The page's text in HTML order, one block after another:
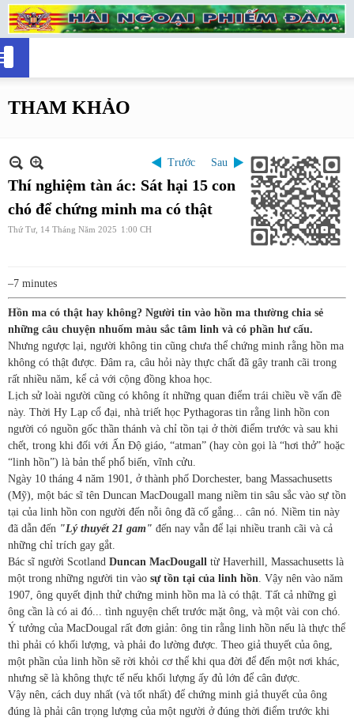
THAM KHẢO
Trước Sau
Thí nghiệm tàn ác: Sát hại 15 con
chó để chứng minh ma có thật
Thứ Tư, 14 Tháng Năm 2025 1:00 CH
–7 minutes
Hồn ma có thật hay không? Người tin vào hồn ma thường chia sẻ
những câu chuyện nhuốm màu sắc tâm linh và có phần hư cấu.
Nhưng ngược lại, người không tin cũng chưa thể chứng minh rằng hồn ma
không có thật được. Đâm ra, câu hỏi này thực chất đã gây tranh cãi trong
rất nhiều năm, kể cả với cộng đồng khoa học.
Lịch sử loài người cũng có không ít những quan điểm trái chiều về vấn đề
này. Thời Hy Lạp cổ đại, nhà triết học Pythagoras tin rằng linh hồn con
người có nguồn gốc thần thánh và chỉ tồn tại ở thời điểm trước và sau khi
chết, trong khi đối với Ấn Độ giáo, “atman” (hay còn gọi là “hơi thở” hoặc
“linh hồn”) là bản thể phổ biến, vĩnh cửu.
Ngày 10 tháng 4 năm 1901, ở thành phố Dorchester, bang Massachusetts
(Mỹ), một bác sĩ tên Duncan MacDougall mang niềm tin sâu sắc vào sự tồn
tại của linh hồn con người đến nỗi ông đã cố gắng... cân nó. Niềm tin này
đã dẫn đến "Lý thuyết 21 gam" đến nay vẫn để lại nhiều tranh cãi và cả
những chỉ trích gay gắt.
Bác sĩ người Scotland Duncan MacDougall từ Haverhill, Massachusetts là
một trong những người tin vào sự tồn tại của linh hồn . Vậy nên vào năm
1907, ông quyết định thử chứng minh hồn ma là có thật. Tất cả những gì
ông cần là có ai đó... tình nguyện chết trước mặt ông, và một vài con chó.
Ý tưởng của MacDougal rất đơn giản: ông tin rằng linh hồn nếu là thực thể
thì phải có khối lượng, và phải đo lường được. Theo giả thuyết của ông,
một phần của linh hồn sẽ rời khỏi cơ thể khi qua đời để đến một nơi khác,
nhưng sẽ là không thực tế nếu khối lượng ấy đủ lớn để cân được.
Vậy nên, cách duy nhất (và tốt nhất) để chứng minh giả thuyết của ông
đúng là phải cân trọng lượng của một người ở đúng thời điểm trước khi